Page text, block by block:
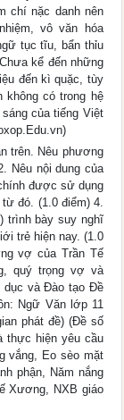
chí nặc danh nên
vô văn hóa
tục tĩu, bẩn thỉu
kể đến những
đến kì quặc, tùy
có trong hệ
của tiếng Việt
trên. Nêu phương
Nêu nội dung của
được sử dụng
đó. (1.0 điểm) 4.
trình bày suy nghĩ
trẻ hiện nay. (1.0
vợ của Trần Tế
quý trọng vợ và
dục và Đào tạo Đề
Ngữ Văn lớp 11
phát đề) (Đề số
thực hiện yêu cầu
vắng, Eo sèo mặt
phận, Năm nắng
Xương, NXB giáo